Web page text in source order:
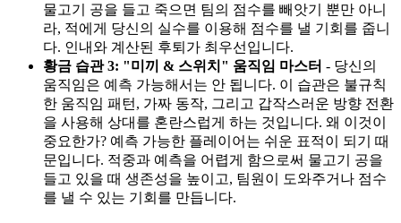
물고기 공을 들고 죽으면 팀의 점수를 빼앗기 뿐만 아니
라, 적에게 당신의 실수를 이용해 점수를 낼 기회를 줍니
다. 인내와 계산된 후퇴가 최우선입니다.
황금 습관 3: "미끼 & 스위치" 움직임 마스터 - 당신의
움직임은 예측 가능해서는 안 됩니다. 이 습관은 불규칙
한 움직임 패턴, 가짜 동작, 그리고 갑작스러운 방향 전환
을 사용해 상대를 혼란스럽게 하는 것입니다. 왜 이것이
중요한가? 예측 가능한 플레이어는 쉬운 표적이 되기 때
문입니다. 적중과 예측을 어렵게 함으로써 물고기 공을
들고 있을 때 생존성을 높이고, 팀원이 도와주거나 점수
를 낼 수 있는 기회를 만듭니다.